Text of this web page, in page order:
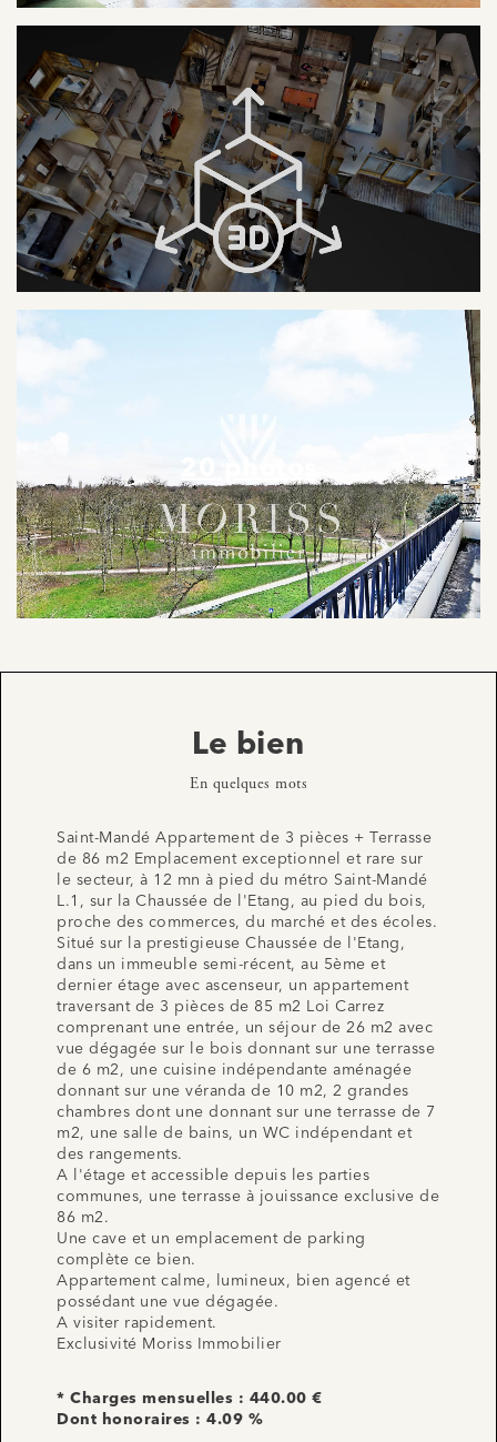
Le bien
En quelques mots
Saint-Mandé Appartement de 3 pièces + Terrasse
de 86 m2 Emplacement exceptionnel et rare sur
le secteur, à 12 mn à pied du métro Saint-Mandé
L.1, sur la Chaussée de l'Etang, au pied du bois,
proche des commerces, du marché et des écoles.
Situé sur la prestigieuse Chaussée de l'Etang,
dans un immeuble semi-récent, au 5ème et
dernier étage avec ascenseur, un appartement
traversant de 3 pièces de 85 m2 Loi Carrez
comprenant une entrée, un séjour de 26 m2 avec
vue dégagée sur le bois donnant sur une terrasse
de 6 m2, une cuisine indépendante aménagée
donnant sur une véranda de 10 m2, 2 grandes
chambres dont une donnant sur une terrasse de 7
m2, une salle de bains, un WC indépendant et
des rangements.
A l'étage et accessible depuis les parties
communes, une terrasse à jouissance exclusive de
86 m2.
Une cave et un emplacement de parking
complète ce bien.
Appartement calme, lumineux, bien agencé et
possédant une vue dégagée.
A visiter rapidement.
Exclusivité Moriss Immobilier
* Charges mensuelles : 440.00 €
Dont honoraires : 4.09 %